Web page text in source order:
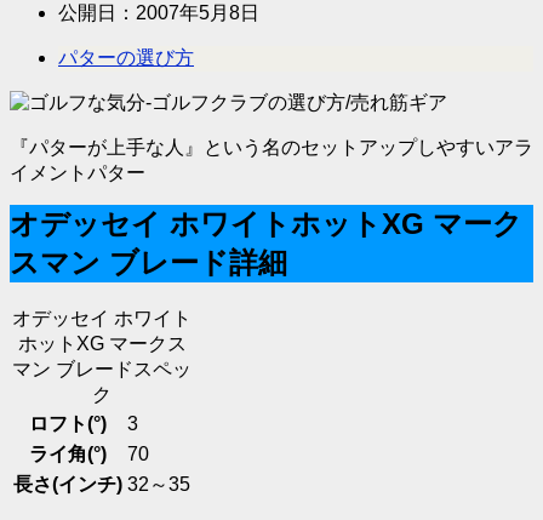
公開日： 2007年5月8日
パターの選び方
『パターが上手な人』という名のセットアップしやすいアラ
イメントパター
オデッセイ ホワイトホットXG マーク
スマン ブレード詳細
オデッセイ ホワイト
ホットXG マークス
マン ブレードスペッ
ク
ロフト(°)
3
ライ角(°)
70
長さ(インチ) 32～35